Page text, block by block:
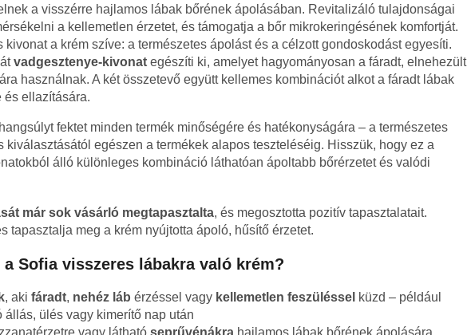
a visszérre hajlamos lábak bőrének ápolásában. Revitalizáló tulajdonságai
a kellemetlen érzetet, és támogatja a bőr mikrokeringésének komfortját.
kivonat a krém szíve: a természetes ápolást és a célzott gondoskodást egyesíti.
vadgesztenye-kivonat egészíti ki, amelyet hagyományosan a fáradt, elnehezült
használnak. A két összetevő együtt kellemes kombinációt alkot a fáradt lábak
és ellazítására.
fektet minden termék minőségére és hatékonyságára – a természetes
kiválasztásától egészen a termékek alapos teszteléséig. Hisszük, hogy ez a
álló különleges kombináció láthatóan ápoltabb bőrérzetet és valódi
már sok vásárló megtapasztalta, és megosztotta pozitív tapasztalatait.
tapasztalja meg a krém nyújtotta ápoló, hűsítő érzetet.
Sofia visszeres lábakra való krém?
, aki fáradt, nehéz láb érzéssel vagy kellemetlen feszüléssel küzd – például
állás, ülés vagy kimerítő nap után